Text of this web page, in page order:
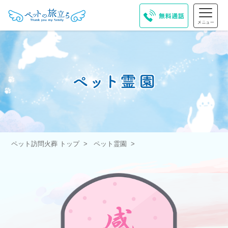
ペット訪問火葬 トップ ペット霊園